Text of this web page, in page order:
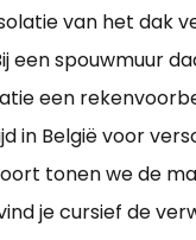
van het dak
een spouwmuur
een
in België voor
tonen we de
je cursief de